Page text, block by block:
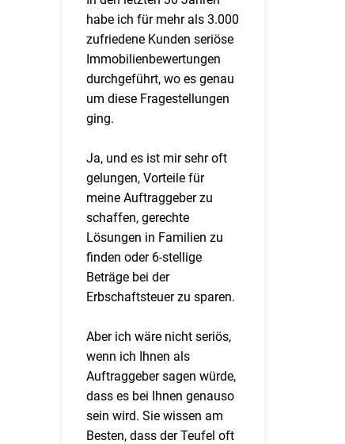
habe ich für mehr als 3.000
zufriedene Kunden seriöse
Immobilienbewertungen
durchgeführt, wo es genau
um diese Fragestellungen
ging.
Ja, und es ist mir sehr oft
gelungen, Vorteile für
meine Auftraggeber zu
schaffen, gerechte
Lösungen in Familien zu
finden oder 6-stellige
Beträge bei der
Erbschaftsteuer zu sparen.
Aber ich wäre nicht seriös,
wenn ich Ihnen als
Auftraggeber sagen würde,
dass es bei Ihnen genauso
sein wird. Sie wissen am
Besten, dass der Teufel oft